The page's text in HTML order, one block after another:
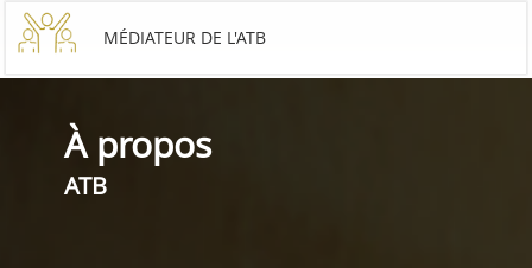
MÉDIATEUR DE L'ATB
À propos
ATB